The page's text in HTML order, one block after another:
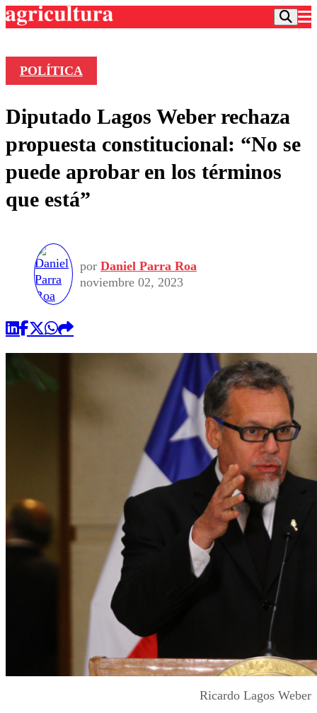
Frecuencias
Agricultura TV
Deportes
Colo Colo
Motor
Torneo Nacional
Universidad Católica
Entretención
Noticias
Nacional
Política
Programas
Comercial
POLÍTICA
Diputado Lagos Weber rechaza
propuesta constitucional: “No se
puede aprobar en los términos
que está”
por Daniel Parra Roa
noviembre 02, 2023
Ricardo Lagos Weber